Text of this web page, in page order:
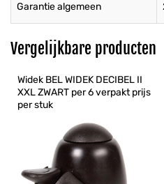
Garantie algemeen
Vergelijkbare producten
Widek BEL WIDEK DECIBEL II
XXL ZWART per 6 verpakt prijs
per stuk